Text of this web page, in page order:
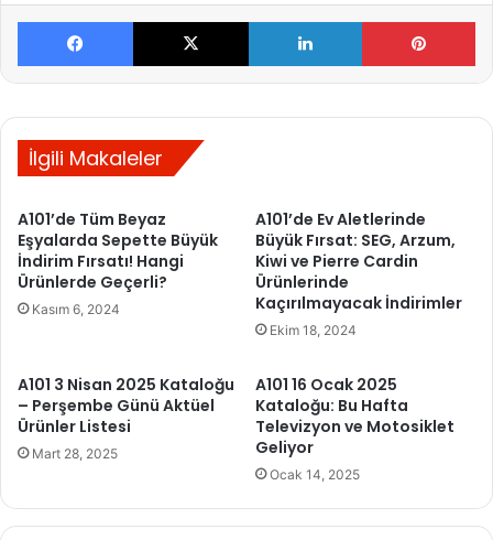
Facebook X LinkedIn
İlgili Makaleler
A101’de Tüm Beyaz
Eşyalarda Sepette Büyük
İndirim Fırsatı! Hangi
Ürünlerde Geçerli?
Kasım 6, 2024
A101’de Ev Aletlerinde
Büyük Fırsat: SEG, Arzum,
Kiwi ve Pierre Cardin
Ürünlerinde
Kaçırılmayacak İndirimler
Ekim 18, 2024
A101 3 Nisan 2025 Kataloğu
– Perşembe Günü Aktüel
Ürünler Listesi
Mart 28, 2025
A101 16 Ocak 2025
Kataloğu: Bu Hafta
Televizyon ve Motosiklet
Geliyor
Ocak 14, 2025